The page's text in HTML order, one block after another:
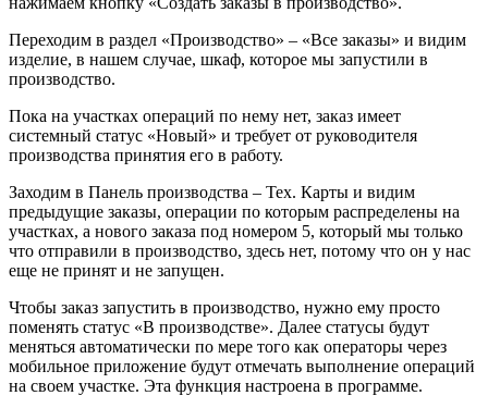
Переходим в раздел «Производство» – «Все заказы» и видим
изделие, в нашем случае, шкаф, которое мы запустили в
производство.
Пока на участках операций по нему нет, заказ имеет
системный статус «Новый» и требует от руководителя
производства принятия его в работу.
Заходим в Панель производства – Тех. Карты и видим
предыдущие заказы, операции по которым распределены на
участках, а нового заказа под номером 5, который мы только
что отправили в производство, здесь нет, потому что он у нас
еще не принят и не запущен.
Чтобы заказ запустить в производство, нужно ему просто
поменять статус «В производстве». Далее статусы будут
меняться автоматически по мере того как операторы через
мобильное приложение будут отмечать выполнение операций
на своем участке. Эта функция настроена в программе.